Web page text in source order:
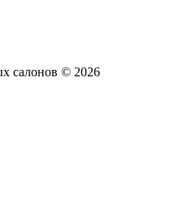
салонов © 2026